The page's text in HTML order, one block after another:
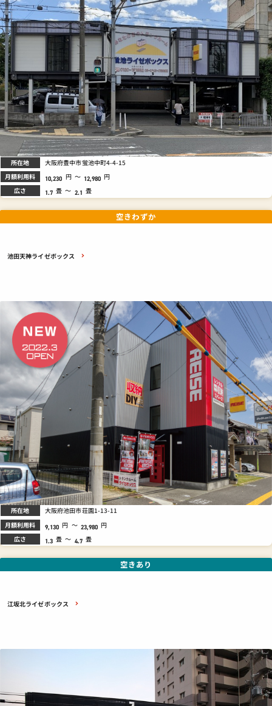
所在地 大阪府豊中市蛍池中町4-4-15
月額利用料 10,230 円 ～ 12,980 円
広さ 1.7 畳 ～ 2.1 畳
池田天神ライゼボックス
空きわずか
所在地 大阪府池田市荘園1-13-11
月額利用料 9,130 円 ～ 23,980 円
広さ 1.3 畳 ～ 4.7 畳
江坂北ライゼボックス
空きあり